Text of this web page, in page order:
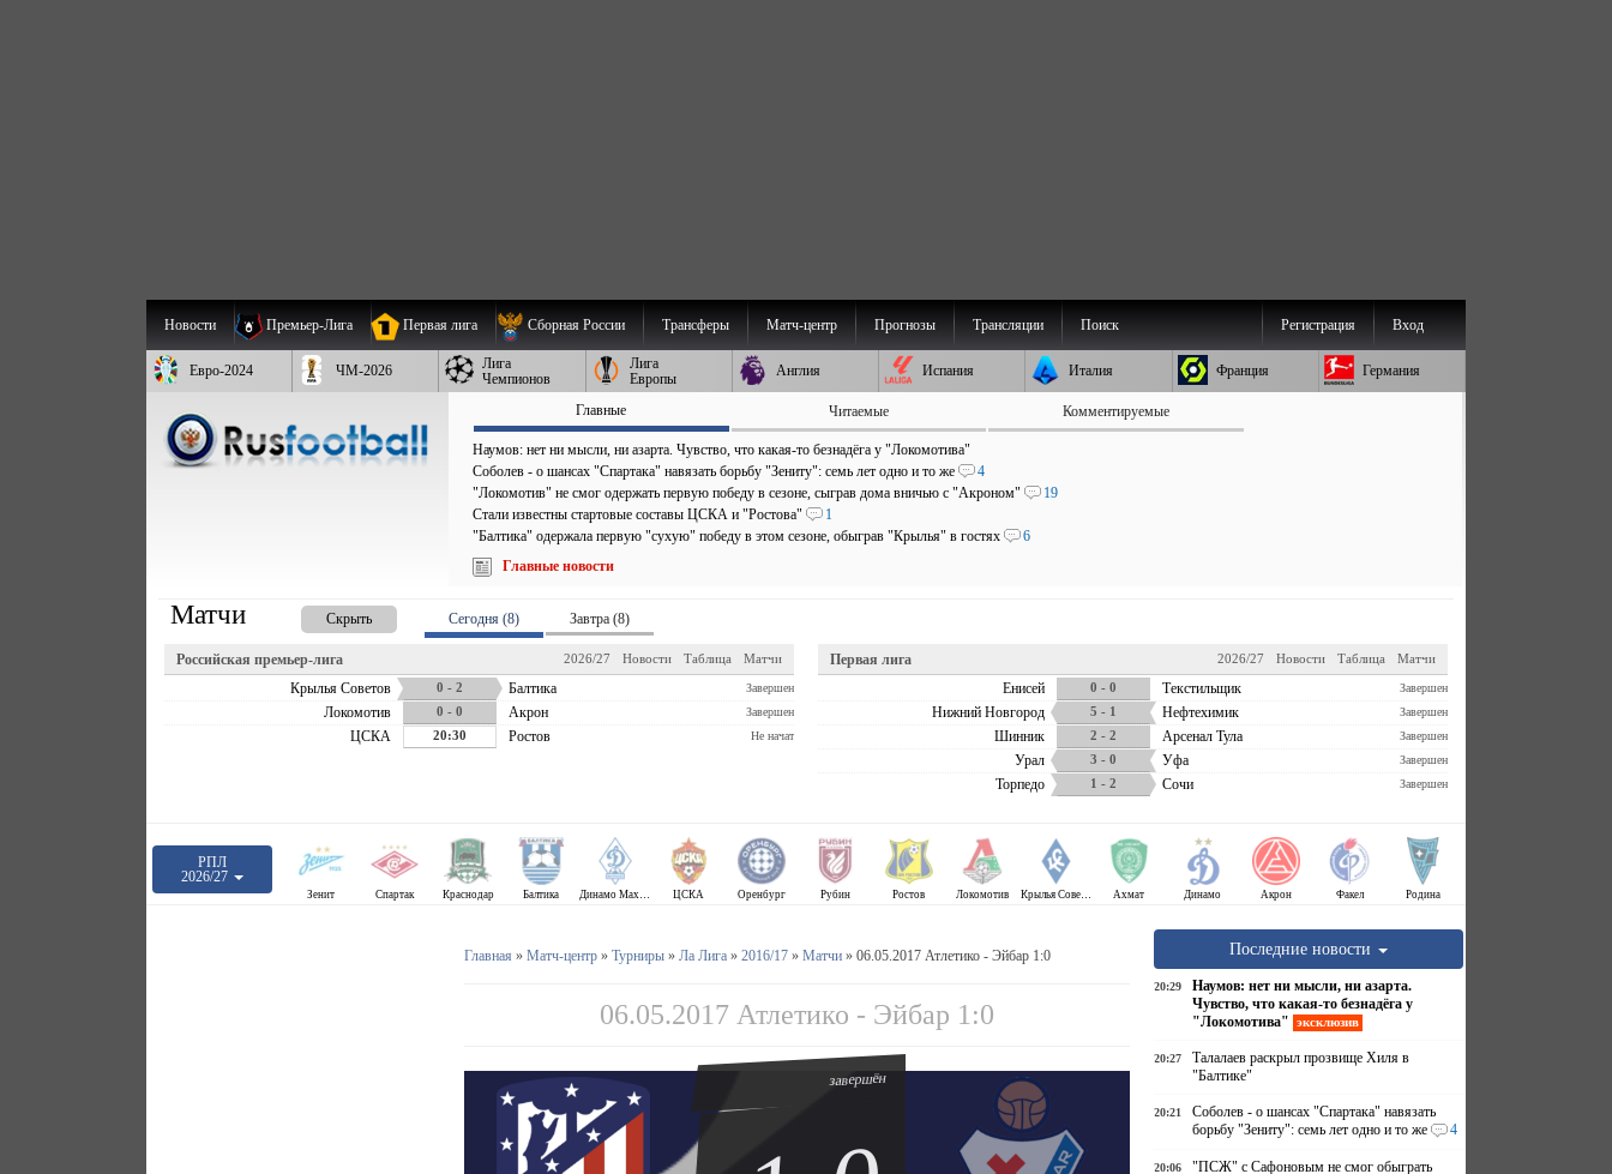
Новости Премьер-Лига Первая лига Сборная России Трансферы Матч-центр Прогнозы Трансляции Поиск Вход
Регистрация
Евро-2024 ЧМ-2026
Лига
Чемпионов
Лига
Европы
Англия Испания Италия Франция Германия
Главные Читаемые Комментируемые
Наумов: нет ни мысли, ни азарта. Чувство, что какая-то безнадёга у "Локомотива"
Соболев - о шансах "Спартака" навязать борьбу "Зениту": семь лет одно и то же
4
"Локомотив" не смог одержать первую победу в сезоне, сыграв дома вничью с "Акроном"
19
Стали известны стартовые составы ЦСКА и "Ростова"
1
"Балтика" одержала первую "сухую" победу в этом сезоне, обыграв "Крылья" в гостях
6
Главные новости
Матчи Скрыть Сегодня (8) Завтра (8)
Российская премьер-лига Матчи
Таблица
Новости
2026/27
Крылья Советов 0 - 2 Балтика Завершен
Локомотив 0 - 0 Акрон Завершен
ЦСКА 20:30 Ростов Не начат
Первая лига Матчи
Таблица
Новости
2026/27
Енисей 0 - 0 Текстильщик Завершен
Нижний Новгород 5 - 1 Нефтехимик Завершен
Шинник 2 - 2 Арсенал Тула Завершен
Урал 3 - 0 Уфа Завершен
Торпедо 1 - 2 Сочи Завершен
РПЛ
2026/27
Зенит Спартак Краснодар Балтика Динамо Махачкала ЦСКА Оренбург Рубин Ростов Локомотив Крылья Советов Ахмат Динамо Акрон Факел Родина
Главная » Матч-центр» Турниры» Ла Лига» 2016/17» Матчи» 06.05.2017 Атлетико - Эйбар 1:0
06.05.2017 Атлетико - Эйбар 1:0
завершён
Последние новости
20:29
Наумов: нет ни мысли, ни азарта.
Чувство, что какая-то безнадёга у
"Локомотива"
эксклюзив
20:27
Талалаев раскрыл прозвище Хиля в
"Балтике"
20:21
Соболев - о шансах "Спартака" навязать
борьбу "Зениту": семь лет одно и то же
4
20:06
"ПСЖ" с Сафоновым не смог обыграть